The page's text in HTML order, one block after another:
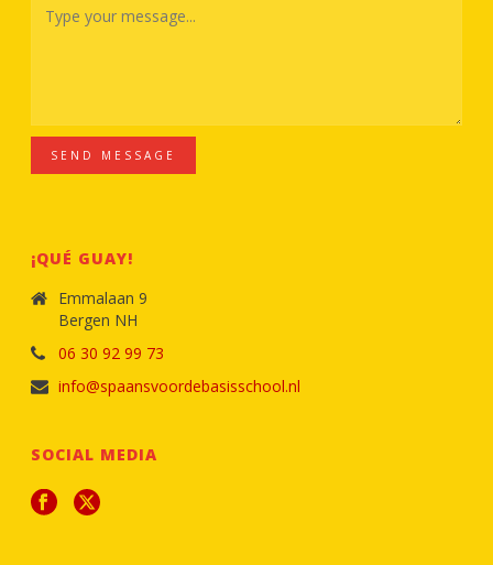
SEND MESSAGE
¡QUÉ GUAY!
Emmalaan 9
Bergen NH
06 30 92 99 73
info@spaansvoordebasisschool.nl
SOCIAL MEDIA